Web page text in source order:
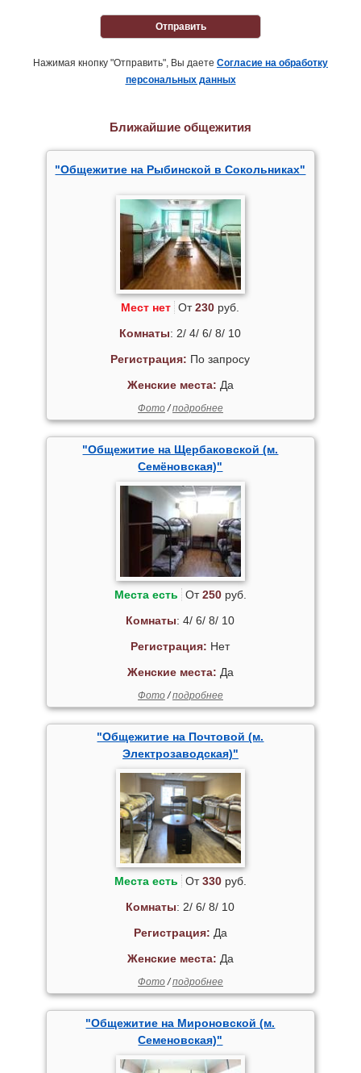
Отправить
Нажимая кнопку "Отправить", Вы даете Согласие на обработку
персональных данных
Ближайшие общежития
"Общежитие на Рыбинской в Сокольниках"
Мест нет От230 руб.
Комнаты: 2/ 4/ 6/ 8/ 10
Регистрация: По запросу
Женские места: Да
Фото/подробнее
"Общежитие на Щербаковской (м.
Семёновская)"
Места есть От250руб.
Комнаты: 4/ 6/ 8/ 10
Регистрация: Нет
Женские места: Да
Фото/подробнее
"Общежитие на Почтовой (м.
Электрозаводская)"
Места есть От330руб.
Комнаты: 2/ 6/ 8/ 10
Регистрация: Да
Женские места: Да
Фото/подробнее
"Общежитие на Мироновской (м.
Семеновская)"